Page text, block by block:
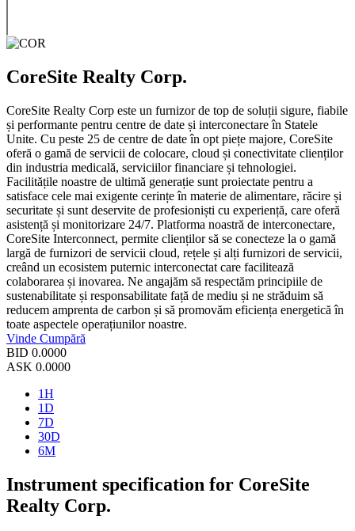
CoreSite Realty Corp.
CoreSite Realty Corp este un furnizor de top de soluții sigure, fiabile
și performante pentru centre de date și interconectare în Statele
Unite. Cu peste 25 de centre de date în opt piețe majore, CoreSite
oferă o gamă de servicii de colocare, cloud și conectivitate clienților
din industria medicală, serviciilor financiare și tehnologiei.
Facilitățile noastre de ultimă generație sunt proiectate pentru a
satisface cele mai exigente cerințe în materie de alimentare, răcire și
securitate și sunt deservite de profesioniști cu experiență, care oferă
asistență și monitorizare 24/7. Platforma noastră de interconectare,
CoreSite Interconnect, permite clienților să se conecteze la o gamă
largă de furnizori de servicii cloud, rețele și alți furnizori de servicii,
creând un ecosistem puternic interconectat care facilitează
colaborarea și inovarea. Ne angajăm să respectăm principiile de
sustenabilitate și responsabilitate față de mediu și ne străduim să
reducem amprenta de carbon și să promovăm eficiența energetică în
toate aspectele operațiunilor noastre.
Vinde Cumpără
BID 0.0000
ASK 0.0000
1H
1D
7D
30D
6M
Instrument specification for CoreSite
Realty Corp.